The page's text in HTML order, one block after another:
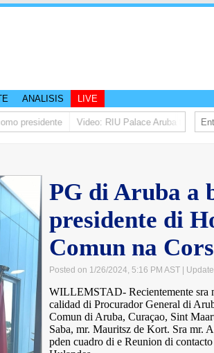
ANALISIS LIVE
presidente Video: RIU Palace Aruba ta eleva
PG di Aruba a
presidente di
Comun na
Posted on 1/26/2024, 5:16 PM AST |
WILLEMSTAD- Recientemente sra
calidad di Procurador General di
Comun di Aruba, Curaçao, Sint
Saba, mr. Mauritsz de Kort. Sra mr.
pden cuadro di e Reunion di